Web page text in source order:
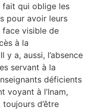
fait qui oblige les
pour avoir leurs
face visible de
à la
a, aussi, l’absence
servant à la
déficients
voyant à l’Inam,
d’être